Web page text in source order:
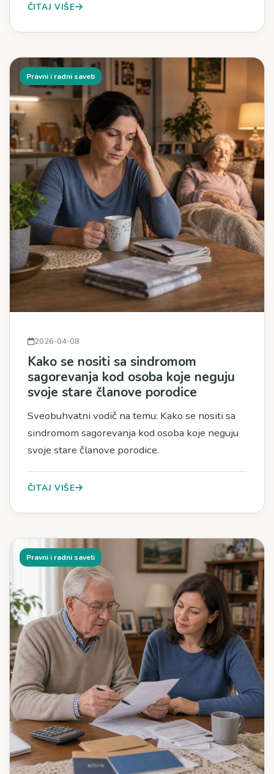
ČITAJ VIŠE
Pravni i radni saveti
2026-04-08
Kako se nositi sa sindromom
sagorevanja kod osoba koje neguju
svoje stare članove porodice
Sveobuhvatni vodič na temu: Kako se nositi sa
sindromom sagorevanja kod osoba koje neguju
svoje stare članove porodice.
ČITAJ VIŠE
Pravni i radni saveti